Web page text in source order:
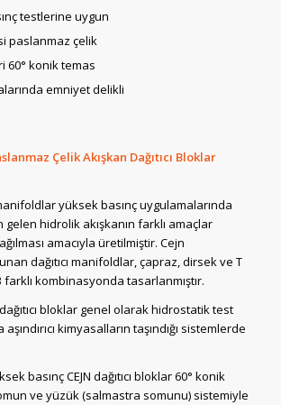
testlerine uygun
paslanmaz çelik
60° konik temas
emniyet delikli
Çelik Akışkan Dağıtıcı Bloklar
yüksek basınç uygulamalarında
hidrolik akışkanın farklı amaçlar
amacıyla üretilmiştir. Cejn
dağıtıcı manifoldlar, çapraz, dirsek ve T
kombinasyonda tasarlanmıştır.
bloklar genel olarak hidrostatik test
kimyasalların taşındığı sistemlerde
basınç CEJN dağıtıcı bloklar 60° konik
ve yüzük (salmastra somunu) sistemiyle